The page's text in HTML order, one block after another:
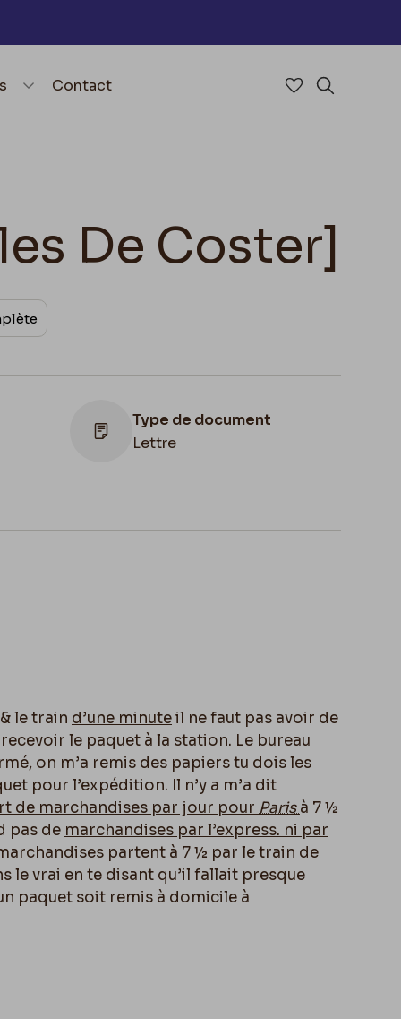
Contact Accéder à
De Coster]
Type de document
Lettre
Belgique, Bruxelles, Archives et Musée
le train d’une minuteil ne faut pas avoir de
le paquet à la station. Le bureau
on m’a remis des papiers tu dois les
pour l’expédition. Il n’y a m’a dit
de marchandises par jour pour Parisà 7 ½
pas de marchandises par l’express. ni par
partent à 7 ½ par le train de
le vrai en te disant qu’il fallait presque
paquet soit remis à domicile à